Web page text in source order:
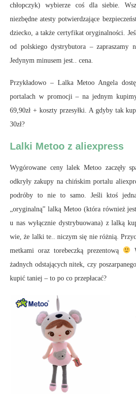
chłopczyk) wybierze coś dla siebie.
niezbędne atesty potwierdzające
dziecko, a także certyfikat oryginalności.
od polskiego dystrybutora – zapraszamy
Jedynym minusem jest.. cena.
Przykładowo – Lalka Metoo Angela
portalach w promocji – na jednym
69,90zł + koszty przesyłki. A gdyby tak
30zł?
Lalki Metoo z aliexpress
Wygórowane ceny lalek Metoo zaczęły
odkryły zakupy na chińskim portalu
podróby to nie to samo. Jeśli ktoś
„oryginalną” lalką Metoo (która również
u nas wyłącznie dystrybuowana) z lalką
wie, że lalki te.. niczym się nie różnią.
metkami oraz torebeczką prezentową
żadnych odstających nitek, czy
kupić taniej – to po co przepłacać?